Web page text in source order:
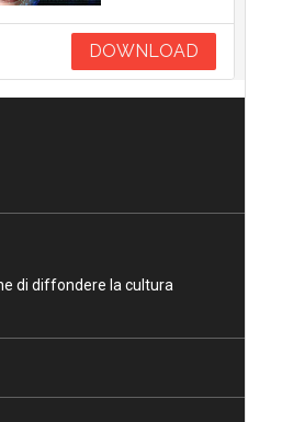
DOWNLOAD
di diffondere la cultura